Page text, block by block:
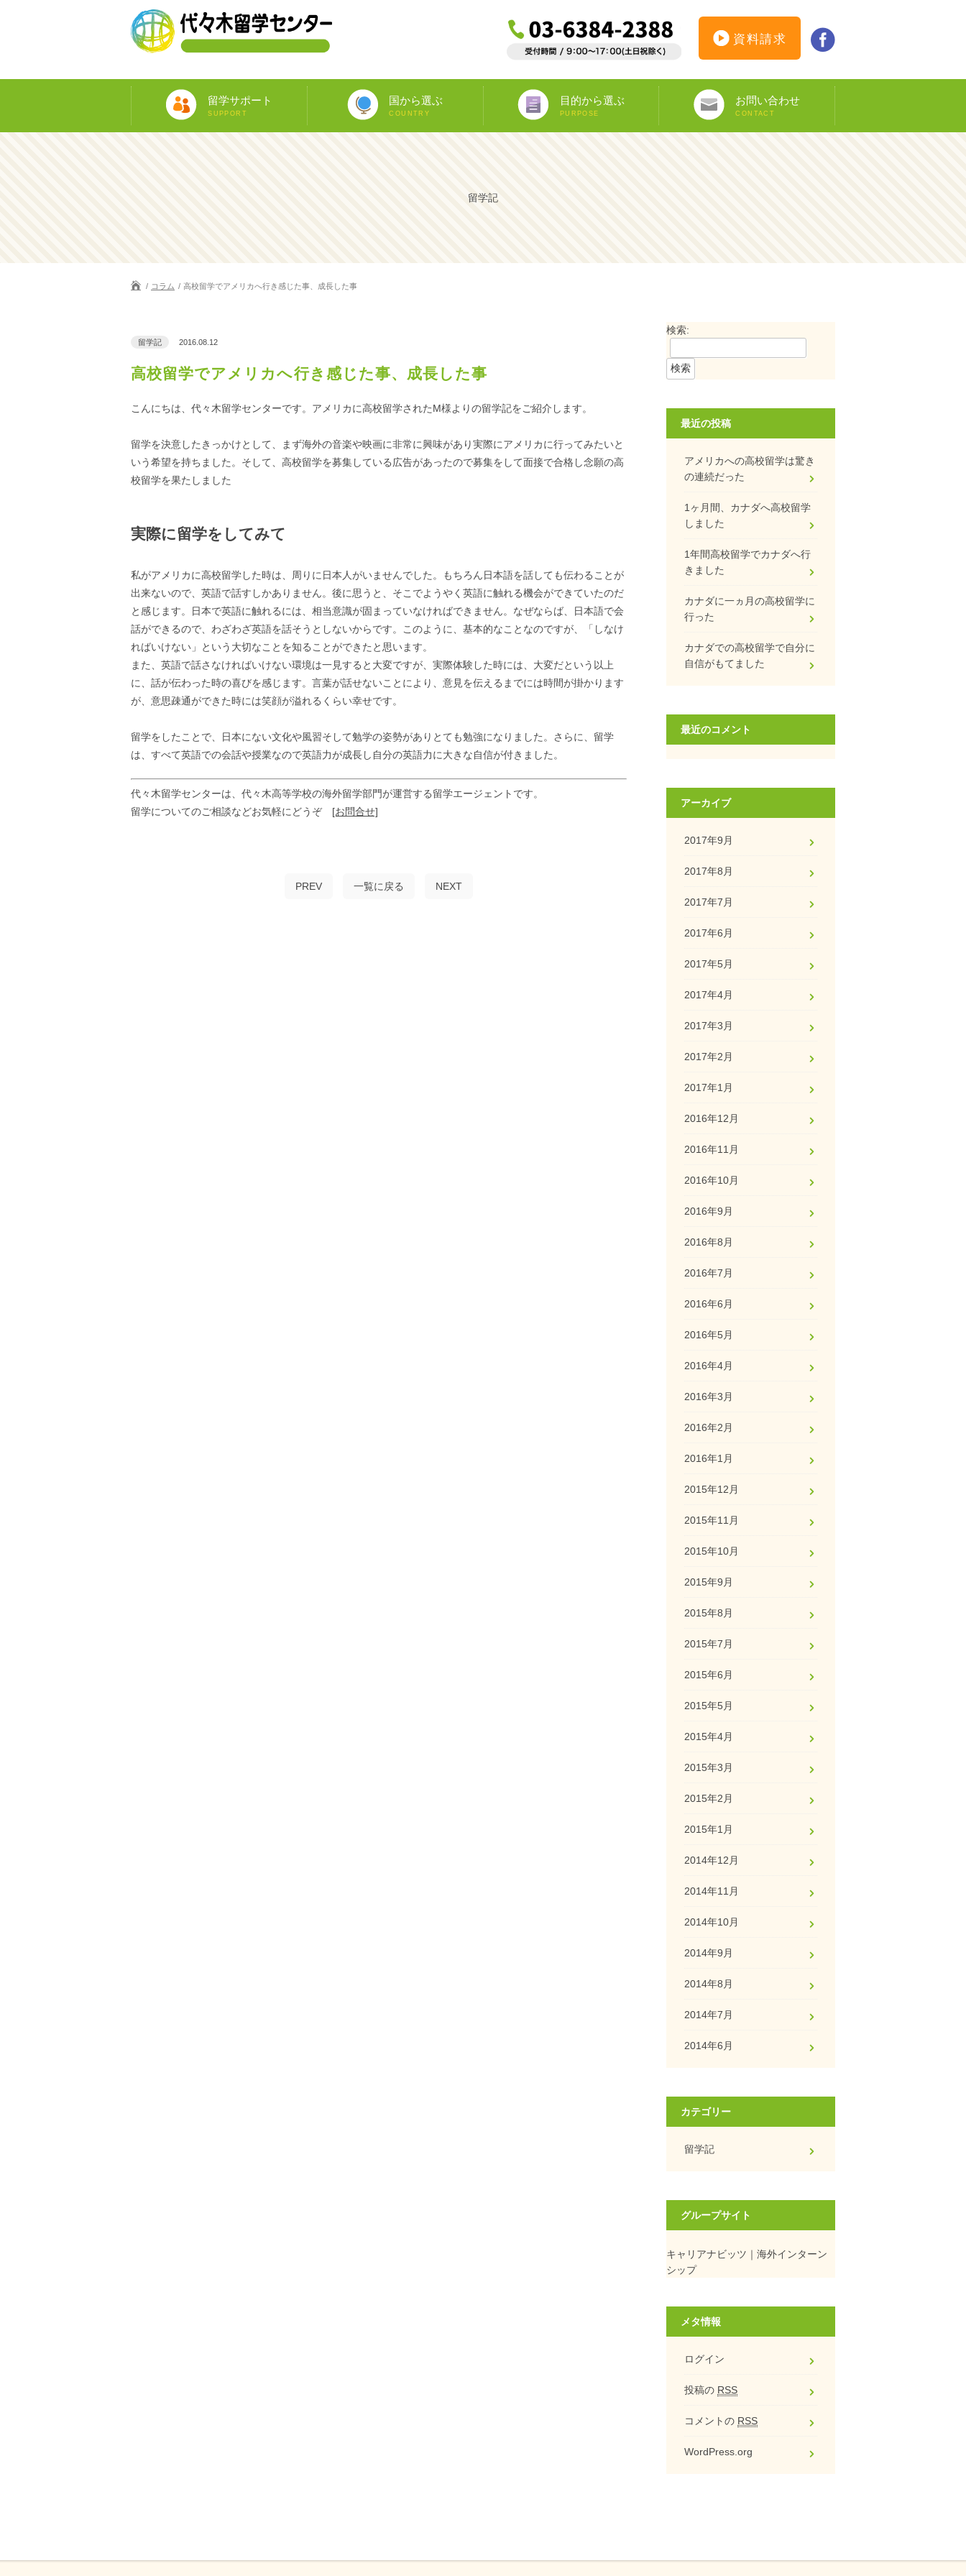
資料請求
留学サポート
SUPPORT
国から選ぶ
COUNTRY
アメリカ
カナダ
オーストラリア
ニュージーランド
イギリス
アイルランド
マルタ
イタリア
スペイン
フランス
ドイツ
南アフリカ
目的から選ぶ
PURPOSE
語学留学
教師宅ホームステイ
中学/高校正規留学
大学正規留学
専門留学
語学プラスα
海外ボランティア
海外インターンシップ
オペア
ワーキングホリデー
お問い合わせ
CONTACT
カウンセリング予約
資料請求
オンライン申し込み
インターンシップ仮登録
ビザ申請サポート
DS-160
留学記
コラム 高校留学でアメリカへ行き感じた事、成長した事
留学記 2016.08.12
高校留学でアメリカへ行き感じた事、成長した事
こんにちは、代々木留学センターです。アメリカに高校留学されたM様よりの留学記をご紹介します。
留学を決意したきっかけとして、まず海外の音楽や映画に非常に興味があり実際にアメリカに行ってみたいと
いう希望を持ちました。そして、高校留学を募集している広告があったので募集をして面接で合格し念願の高
校留学を果たしました
実際に留学をしてみて
私がアメリカに高校留学した時は、周りに日本人がいませんでした。もちろん日本語を話しても伝わることが
出来ないので、英語で話すしかありません。後に思うと、そこでようやく英語に触れる機会ができていたのだ
と感じます。日本で英語に触れるには、相当意識が固まっていなければできません。なぜならば、日本語で会
話ができるので、わざわざ英語を話そうとしないからです。このように、基本的なことなのですが、「しなけ
ればいけない」という大切なことを知ることができたと思います。
また、英語で話さなければいけない環境は一見すると大変ですが、実際体験した時には、大変だという以上
に、話が伝わった時の喜びを感じます。言葉が話せないことにより、意見を伝えるまでには時間が掛かります
が、意思疎通ができた時には笑顔が溢れるくらい幸せです。
留学をしたことで、日本にない文化や風習そして勉学の姿勢がありとても勉強になりました。さらに、留学
は、すべて英語での会話や授業なので英語力が成長し自分の英語力に大きな自信が付きました。
代々木留学センターは、代々木高等学校の海外留学部門が運営する留学エージェントです。
留学についてのご相談などお気軽にどうぞ [お問合せ]
PREV 一覧に戻る NEXT
検索:
最近の投稿
アメリカへの高校留学は驚き
の連続だった
1ヶ月間、カナダへ高校留学
しました
1年間高校留学でカナダへ行
きました
カナダに一ヵ月の高校留学に
行った
カナダでの高校留学で自分に
自信がもてました
最近のコメント
アーカイブ
2017年9月
2017年8月
2017年7月
2017年6月
2017年5月
2017年4月
2017年3月
2017年2月
2017年1月
2016年12月
2016年11月
2016年10月
2016年9月
2016年8月
2016年7月
2016年6月
2016年5月
2016年4月
2016年3月
2016年2月
2016年1月
2015年12月
2015年11月
2015年10月
2015年9月
2015年8月
2015年7月
2015年6月
2015年5月
2015年4月
2015年3月
2015年2月
2015年1月
2014年12月
2014年11月
2014年10月
2014年9月
2014年8月
2014年7月
2014年6月
カテゴリー
留学記
グループサイト
キャリアナビッツ｜海外インターン
シップ
メタ情報
ログイン
投稿の RSS
コメントの RSS
WordPress.org